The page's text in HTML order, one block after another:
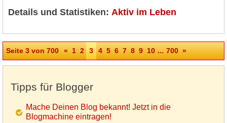
Details und Statistiken: Aktiv im Leben
Seite 3 von 700 « 1 2 3 4 5 6 7 8 9 10 ... 700 »
Tipps für Blogger
Mache Deinen Blog bekannt! Jetzt in die
Blogmachine eintragen!